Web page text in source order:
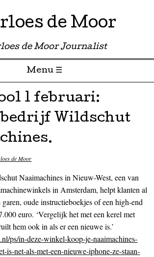
de Moor
de Moor Journalist
Menu ☰
1 februari:
Wildschut
de Moor
Naaimachines in Nieuw-West, een van
in Amsterdam, helpt klanten al
oude instructieboekjes of een high-end
euro. ‘Vergelijk het met een kerel met
hem ook in als er een nieuwe is.’
ps/in-deze-winkel-koop-je-naaimachines-
is-net-als-met-een-nieuwe-iphone-ze-staan-